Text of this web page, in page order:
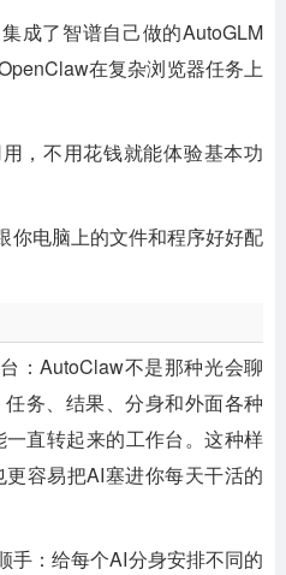
成了智谱自己做的AutoGLM
在复杂浏览器任务上
，不用花钱就能体验基本功
你电脑上的文件和程序好好配
：AutoClaw不是那种光会聊
务、结果、分身和外面各种
直转起来的工作台。这种样
容易把AI塞进你每天干活的
手：给每个AI分身安排不同的